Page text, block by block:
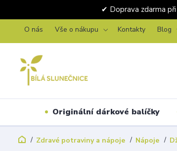
✔ Doprava
O nás Vše o nákupu Kontakty Blog
Originální dárkové balíčky
Zdravé potraviny a nápoje Nápoje